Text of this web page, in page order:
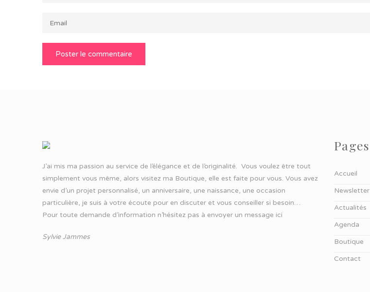
J’ai mis ma passion au service de l’élégance et de l’originalité. Vous voulez être tout
simplement vous même, alors visitez ma Boutique, elle est faite pour vous. Vous avez
envie d’un projet personnalisé, un anniversaire, une naissance, une occasion
particulière, je suis à votre écoute pour en discuter et vous conseiller si besoin…
Pour toute demande d’information n’hésitez pas à envoyer un message ici
Sylvie Jammes
Pages
Accueil
Newsletter
Actualités
Agenda
Boutique
Contact